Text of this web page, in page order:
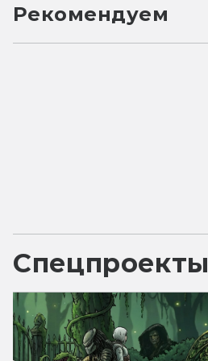
Рекомендуем
Спецпроекты